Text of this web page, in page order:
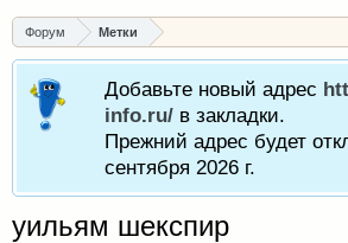
Форум Метки
Добавьте новый адрес
info.ru/ в закладки.
Прежний адрес будет
сентября 2026 г.
уильям шекспир